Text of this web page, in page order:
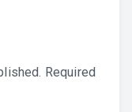
Required